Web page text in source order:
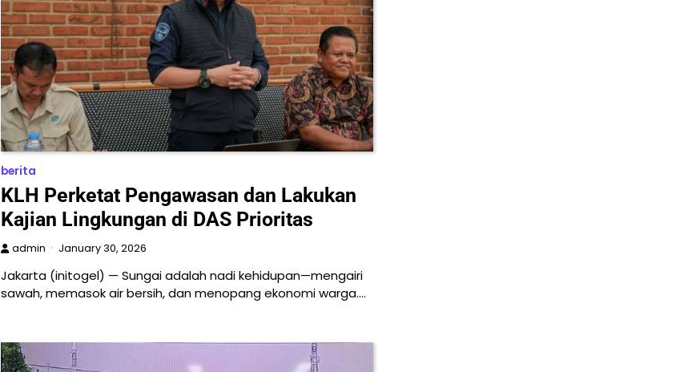
berita
KLH Perketat Pengawasan dan Lakukan
Kajian Lingkungan di DAS Prioritas
admin January 30, 2026
Jakarta (initogel) — Sungai adalah nadi kehidupan—mengairi
sawah, memasok air bersih, dan menopang ekonomi warga.…